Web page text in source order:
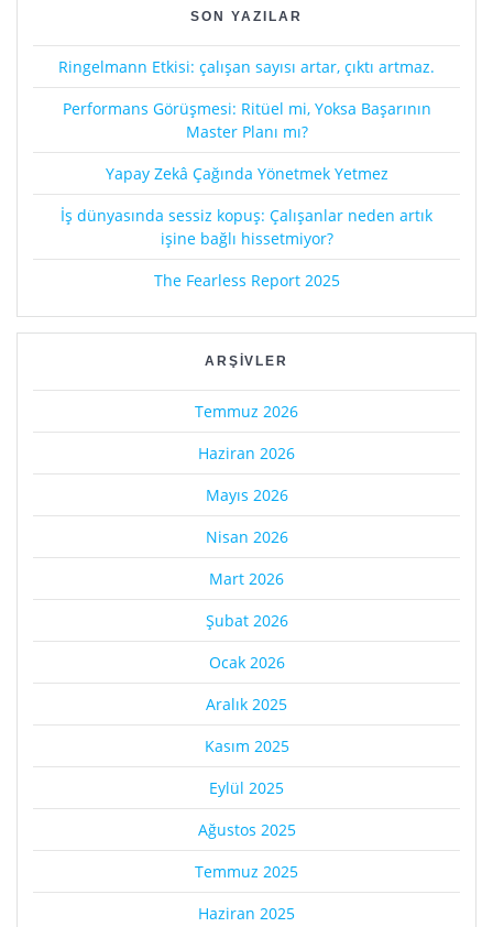
SON YAZILAR
Ringelmann Etkisi: çalışan sayısı artar, çıktı artmaz.
Performans Görüşmesi: Ritüel mi, Yoksa Başarının
Master Planı mı?
Yapay Zekâ Çağında Yönetmek Yetmez
İş dünyasında sessiz kopuş: Çalışanlar neden artık
işine bağlı hissetmiyor?
The Fearless Report 2025
ARŞIVLER
Temmuz 2026
Haziran 2026
Mayıs 2026
Nisan 2026
Mart 2026
Şubat 2026
Ocak 2026
Aralık 2025
Kasım 2025
Eylül 2025
Ağustos 2025
Temmuz 2025
Haziran 2025